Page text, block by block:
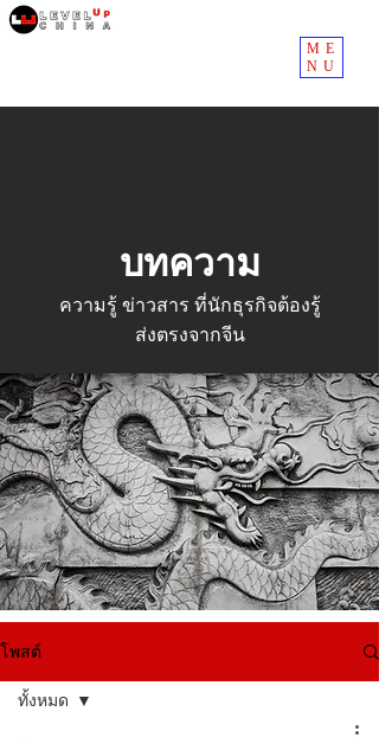
ME
NU
บทความ
ความรู้ ข่าวสาร ที่นักธุรกิจต้องรู้
ส่งตรงจากจีน
โพสต์
ทั้งหมด